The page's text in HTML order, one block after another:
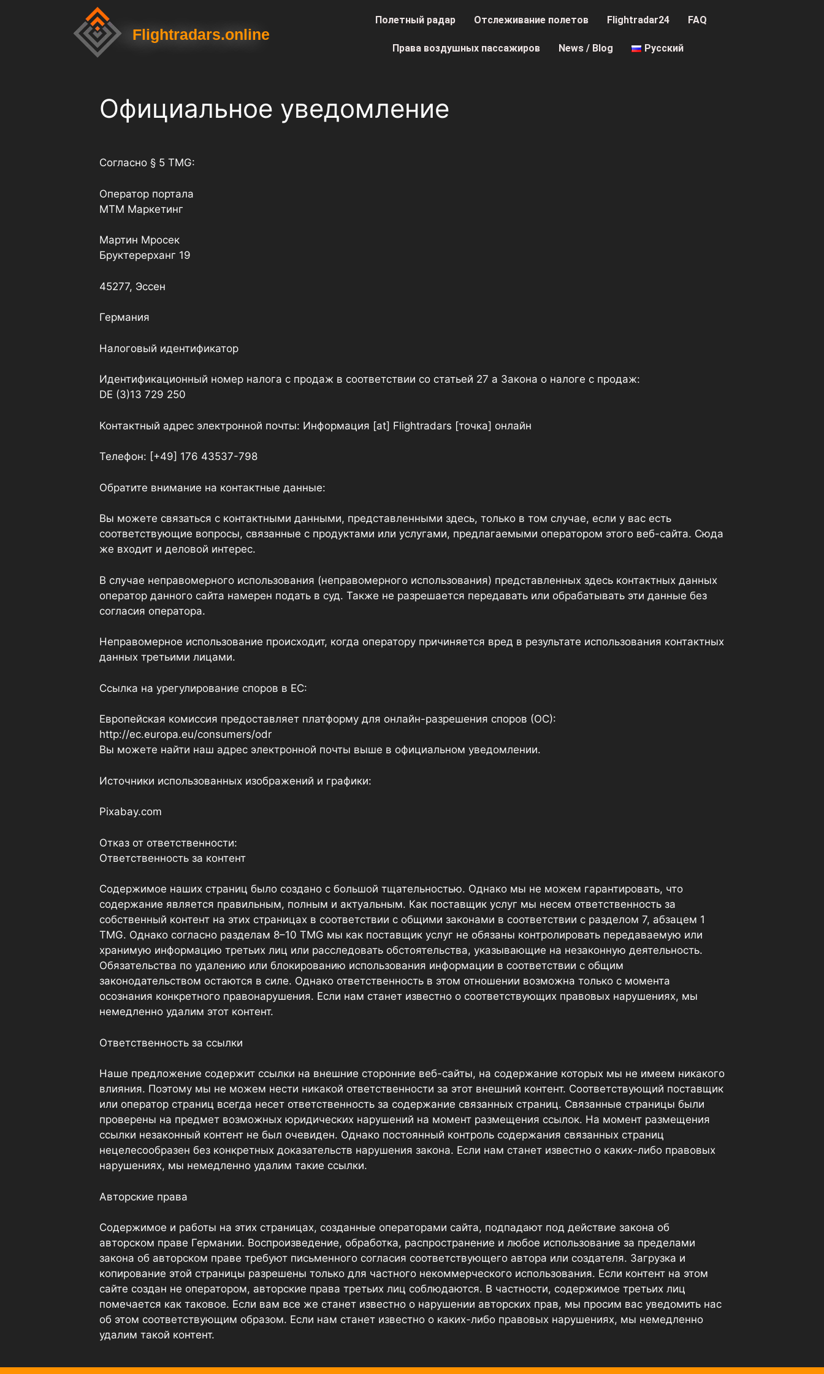
Flightradars.online
Полетный радар Отслеживание полетов Flightradar24 FAQ
Права воздушных пассажиров News / Blog Русский
Официальное уведомление
Согласно § 5 TMG:
Оператор портала
МТМ Маркетинг
Мартин Мросек
Бруктерерханг 19
45277, Эссен
Германия
Налоговый идентификатор
Идентификационный номер налога с продаж в соответствии со статьей 27 a Закона о налоге с продаж:
DE (3)13 729 250
Контактный адрес электронной почты: Информация [at] Flightradars [точка] онлайн
Телефон: [+49] 176 43537-798
Обратите внимание на контактные данные:
Вы можете связаться с контактными данными, представленными здесь, только в том случае, если у вас есть
соответствующие вопросы, связанные с продуктами или услугами, предлагаемыми оператором этого веб-сайта. Сюда
же входит и деловой интерес.
В случае неправомерного использования (неправомерного использования) представленных здесь контактных данных
оператор данного сайта намерен подать в суд. Также не разрешается передавать или обрабатывать эти данные без
согласия оператора.
Неправомерное использование происходит, когда оператору причиняется вред в результате использования контактных
данных третьими лицами.
Ссылка на урегулирование споров в ЕС:
Европейская комиссия предоставляет платформу для онлайн-разрешения споров (ОС):
http://ec.europa.eu/consumers/odr
Вы можете найти наш адрес электронной почты выше в официальном уведомлении.
Источники использованных изображений и графики:
Pixabay.com
Отказ от ответственности:
Ответственность за контент
Содержимое наших страниц было создано с большой тщательностью. Однако мы не можем гарантировать, что
содержание является правильным, полным и актуальным. Как поставщик услуг мы несем ответственность за
собственный контент на этих страницах в соответствии с общими законами в соответствии с разделом 7, абзацем 1
TMG. Однако согласно разделам 8–10 TMG мы как поставщик услуг не обязаны контролировать передаваемую или
хранимую информацию третьих лиц или расследовать обстоятельства, указывающие на незаконную деятельность.
Обязательства по удалению или блокированию использования информации в соответствии с общим
законодательством остаются в силе. Однако ответственность в этом отношении возможна только с момента
осознания конкретного правонарушения. Если нам станет известно о соответствующих правовых нарушениях, мы
немедленно удалим этот контент.
Ответственность за ссылки
Наше предложение содержит ссылки на внешние сторонние веб-сайты, на содержание которых мы не имеем никакого
влияния. Поэтому мы не можем нести никакой ответственности за этот внешний контент. Соответствующий поставщик
или оператор страниц всегда несет ответственность за содержание связанных страниц. Связанные страницы были
проверены на предмет возможных юридических нарушений на момент размещения ссылок. На момент размещения
ссылки незаконный контент не был очевиден. Однако постоянный контроль содержания связанных страниц
нецелесообразен без конкретных доказательств нарушения закона. Если нам станет известно о каких-либо правовых
нарушениях, мы немедленно удалим такие ссылки.
Авторские права
Содержимое и работы на этих страницах, созданные операторами сайта, подпадают под действие закона об
авторском праве Германии. Воспроизведение, обработка, распространение и любое использование за пределами
закона об авторском праве требуют письменного согласия соответствующего автора или создателя. Загрузка и
копирование этой страницы разрешены только для частного некоммерческого использования. Если контент на этом
сайте создан не оператором, авторские права третьих лиц соблюдаются. В частности, содержимое третьих лиц
помечается как таковое. Если вам все же станет известно о нарушении авторских прав, мы просим вас уведомить нас
об этом соответствующим образом. Если нам станет известно о каких-либо правовых нарушениях, мы немедленно
удалим такой контент.